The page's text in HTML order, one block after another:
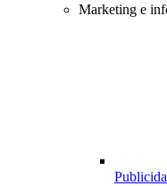
Marketing e